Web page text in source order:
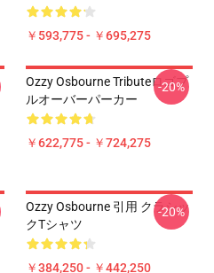
￥593,775 - ￥695,275
Ozzy Osbourne Tributeロゴプ
ルオーバーパーカー
￥622,775 - ￥724,275
-20%
Ozzy Osbourne 引用 クラシッ
クTシャツ
￥384,250 - ￥442,250
-20%